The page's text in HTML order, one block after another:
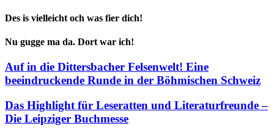
Des is vielleicht och was fier dich!
Nu gugge ma da. Dort war ich!
Auf in die Dittersbacher Felsenwelt! Eine
beeindruckende Runde in der Böhmischen Schweiz
Das Highlight für Leseratten und Literaturfreunde –
Die Leipziger Buchmesse